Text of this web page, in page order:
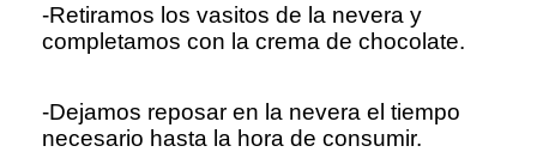
-Retiramos los vasitos de la nevera y
completamos con la crema de chocolate.
-Dejamos reposar en la nevera el tiempo
necesario hasta la hora de consumir.